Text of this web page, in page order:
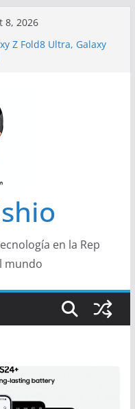
8, 2026
Z Fold8 Ultra, Galaxy
los desafíos que
y la economía
Unplugged
de ciberataques
de América Latina
en la Rep
mundo